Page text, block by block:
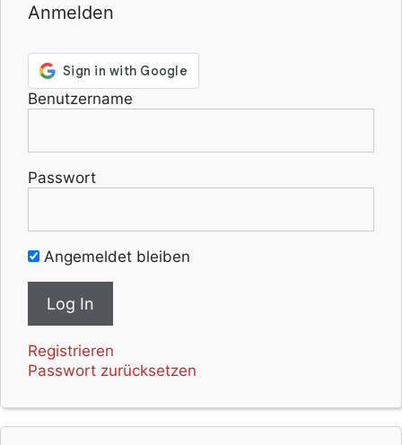
Anmelden
Benutzername
Passwort
Angemeldet bleiben
Registrieren
Passwort zurücksetzen